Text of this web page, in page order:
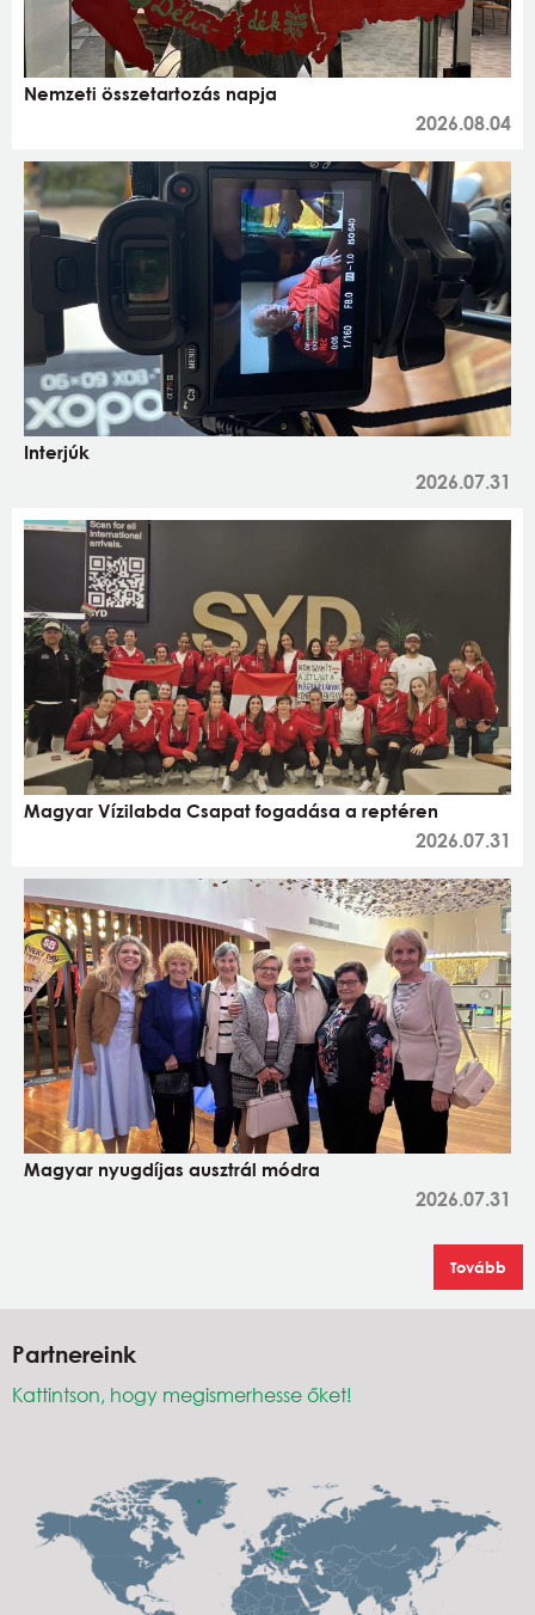
Nemzeti összetartozás napja
2026.08.04
Interjúk
2026.07.31
Magyar Vízilabda Csapat fogadása a reptéren
2026.07.31
Magyar nyugdíjas ausztrál módra
2026.07.31
Tovább
Partnereink
Kattintson, hogy megismerhesse őket!